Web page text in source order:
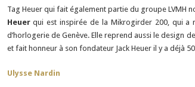
Tag Heuer qui fait également partie du groupe LVMH
Heuerqui est inspirée de la Mikrogirder 200, qui a
d’horlogerie de Genève. Elle reprend aussi le design
et fait honneur à son fondateur Jack Heuer il y a déjà
Ulysse Nardin